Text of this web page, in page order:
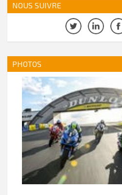
NOUS SUIVRE
PHOTOS